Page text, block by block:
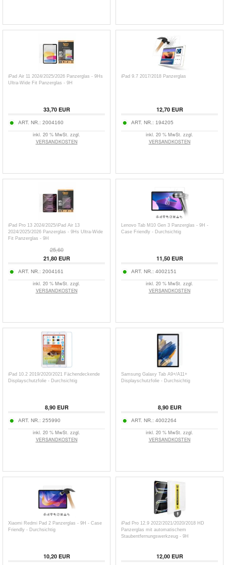
iPad Air 11 2024/2025/2026 Panzerglas - 9Hs
Ultra-Wide Fit Panzerglas - 9H
33,70EUR
ART. NR.: 2004160
inkl. 20 % MwSt. zzgl.
VERSANDKOSTEN
iPad 9.7 2017/2018 Panzerglas
12,70EUR
ART. NR.: 194205
inkl. 20 % MwSt. zzgl.
VERSANDKOSTEN
iPad Pro 13 2024/2025/iPad Air 13
2024/2025/2026 Panzerglas - 9Hs Ultra-Wide
Fit Panzerglas - 9H
25,60
21,80EUR
ART. NR.: 2004161
inkl. 20 % MwSt. zzgl.
VERSANDKOSTEN
Lenovo Tab M10 Gen 3 Panzerglas - 9H -
Case Friendly - Durchsichtig
11,50EUR
ART. NR.: 4002151
inkl. 20 % MwSt. zzgl.
VERSANDKOSTEN
iPad 10.2 2019/2020/2021 Fächendeckende
Displayschutzfolie - Durchsichtig
8,90EUR
ART. NR.: 255990
inkl. 20 % MwSt. zzgl.
VERSANDKOSTEN
Samsung Galaxy Tab A9+/A11+
Displayschutzfolie - Durchsichtig
8,90EUR
ART. NR.: 4002264
inkl. 20 % MwSt. zzgl.
VERSANDKOSTEN
Xiaomi Redmi Pad 2 Panzerglas - 9H - Case
Friendly - Durchsichtig
10,20EUR
iPad Pro 12.9 2022/2021/2020/2018 HD
Panzerglas mit automatischem
Staubentfernungswerkzeug - 9H
12,00EUR